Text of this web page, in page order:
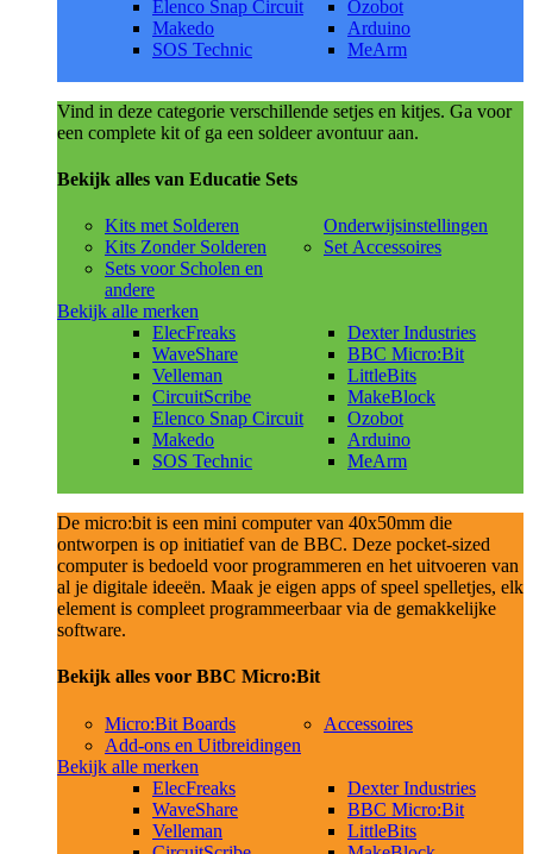
Elenco Snap Circuit
Makedo
SOS Technic
Ozobot
Arduino
MeArm
Vind in deze categorie verschillende setjes en kitjes. Ga voor
een complete kit of ga een soldeer avontuur aan.
Bekijk alles van Educatie Sets
Kits met Solderen
Kits Zonder Solderen
Sets voor Scholen en
andere
Onderwijsinstellingen
Set Accessoires
Bekijk alle merken
ElecFreaks
WaveShare
Velleman
CircuitScribe
Elenco Snap Circuit
Makedo
SOS Technic
Dexter Industries
BBC Micro:Bit
LittleBits
MakeBlock
Ozobot
Arduino
MeArm
De micro:bit is een mini computer van 40x50mm die
ontworpen is op initiatief van de BBC. Deze pocket-sized
computer is bedoeld voor programmeren en het uitvoeren van
al je digitale ideeën. Maak je eigen apps of speel spelletjes, elk
element is compleet programmeerbaar via de gemakkelijke
software.
Bekijk alles voor BBC Micro:Bit
Micro:Bit Boards
Add-ons en Uitbreidingen
Accessoires
Bekijk alle merken
ElecFreaks
WaveShare
Velleman
Dexter Industries
BBC Micro:Bit
LittleBits